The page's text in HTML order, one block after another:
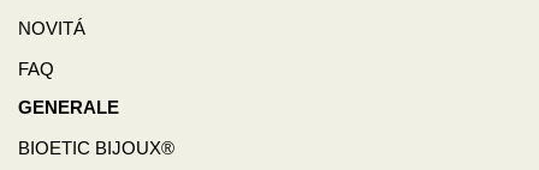
NOVITÁ
FAQ
GENERALE
BIOETIC BIJOUX®